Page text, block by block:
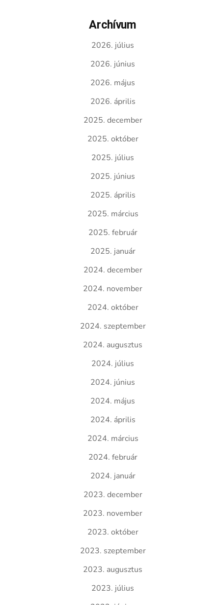
Archívum
2026. július
2026. június
2026. május
2026. április
2025. december
2025. október
2025. július
2025. június
2025. április
2025. március
2025. február
2025. január
2024. december
2024. november
2024. október
2024. szeptember
2024. augusztus
2024. július
2024. június
2024. május
2024. április
2024. március
2024. február
2024. január
2023. december
2023. november
2023. október
2023. szeptember
2023. augusztus
2023. július